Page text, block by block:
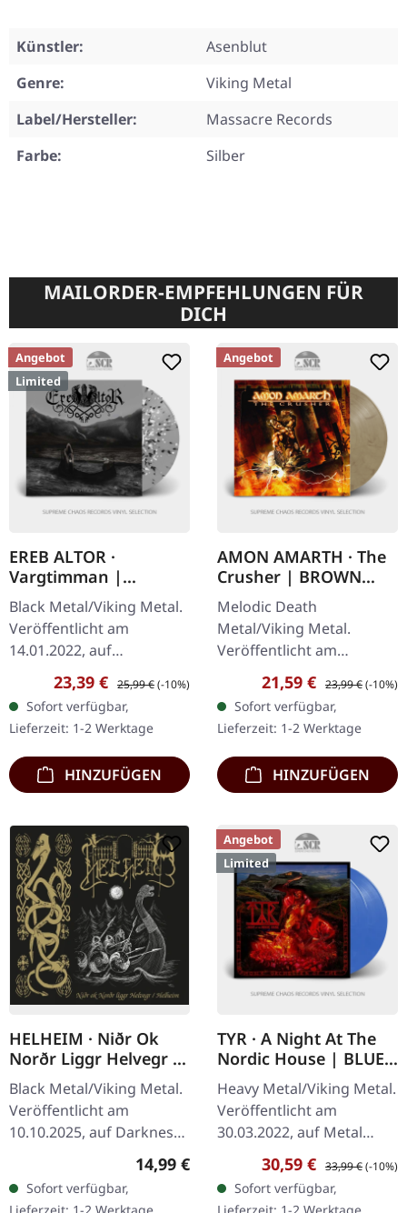
Künstler:
Asenblut
Genre:
Viking Metal
Label/Hersteller:
Massacre Records
Farbe:
Silber
MAILORDER-EMPFEHLUNGEN FÜR
DICH
Angebot
Limited
EREB ALTOR ·
Vargtimman |
SILVER/WHITE/BLACK
SPLATTER LP
Black Metal/Viking Metal.
Veröffentlicht am
14.01.2022, auf
Hammerheart Records.
Silbernes Vinyl mit
weiß/schwarzen Splattern
im Gatefold-Cover mit…
Verkaufspreis:
23,39 € Regulärer Preis:
25,99 €(-10%)
Sofort verfügbar,
Lieferzeit: 1-2 Werktage
HINZUFÜGEN
Angebot
AMON AMARTH · The
Crusher | BROWN
BEIGE MARBLED LP
Melodic Death
Metal/Viking Metal.
Veröffentlicht am
01.06.2022, auf Metal
Blade Records. Braun
beige marmoriertes Vinyl
mit Insert und
zweiseitigem…
Verkaufspreis:
21,59 € Regulärer Preis:
23,99 €(-10%)
Sofort verfügbar,
Lieferzeit: 1-2 Werktage
HINZUFÜGEN
HELHEIM · Niðr Ok
Norðr Liggr Helvegr /
Helheim | CD
Black Metal/Viking Metal.
Veröffentlicht am
10.10.2025, auf Darkness
Shall Rise Productions. CD
im Jewelcase mit 20-
seitigem Booklet mit…
Regulärer Preis:
14,99 €
Sofort verfügbar,
Angebot
Limited
TYR · A Night At The
Nordic House | BLUE
MARBLED 2LP
Heavy Metal/Viking Metal.
Veröffentlicht am
30.03.2022, auf Metal
Blade Records. Blau
marmoriertes Doppel-
Vinyl im Gatefold-Cover
Verkaufspreis:
30,59 € Regulärer Preis:
33,99 €(-10%)
Sofort verfügbar,